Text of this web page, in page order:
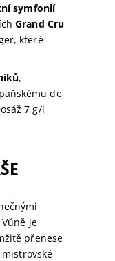
symfonií
Grand Cru
které
,
de
7 g/l
je
přenese